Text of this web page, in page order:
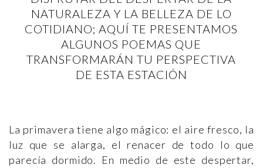
NATURALEZA Y LA BELLEZA DE LO
COTIDIANO; AQUÍ TE PRESENTAMOS
ALGUNOS POEMAS QUE
TRANSFORMARÁN TU PERSPECTIVA
DE ESTA ESTACIÓN
La primavera tiene algo mágico: el aire fresco, la
luz que se alarga, el renacer de todo lo que
parecía dormido. En medio de este despertar,